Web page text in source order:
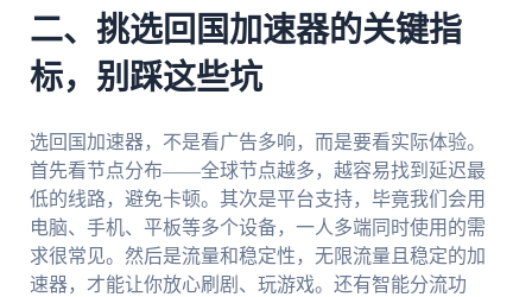
二、挑选回国加速器的关键指
标，别踩这些坑
选回国加速器，不是看广告多响，而是要看实际体验。
首先看节点分布——全球节点越多，越容易找到延迟最
低的线路，避免卡顿。其次是平台支持，毕竟我们会用
电脑、手机、平板等多个设备，一人多端同时使用的需
求很常见。然后是流量和稳定性，无限流量且稳定的加
速器，才能让你放心刷剧、玩游戏。还有智能分流功